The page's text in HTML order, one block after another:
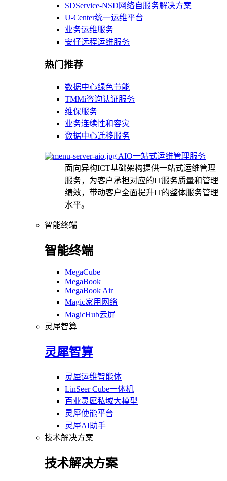
SDService-NSD网络自服务解决方案
U-Center统一运维平台
业务运维服务
安仔远程运维服务
热门推荐
数据中心绿色节能
TMMi咨询认证服务
维保服务
业务连续性和容灾
数据中心迁移服务
AIO一站式运维管理服务
面向异构ICT基础架构提供一站式运维管理
服务，为客户承担对应的IT服务质量和管理
绩效，带动客户全面提升IT的整体服务管理
水平。
智能终端
智能终端
MegaCube
MegaBook
MegaBook Air
Magic家用网络
MagicHub云屏
灵犀智算
灵犀智算
灵犀运维智能体
LinSeer Cube一体机
百业灵犀私域大模型
灵犀使能平台
灵犀AI助手
技术解决方案
技术解决方案